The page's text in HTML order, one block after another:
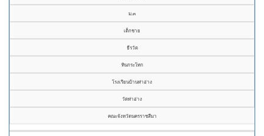
ม.๓
เด็กชาย
ธีรวัต
ทินกระโทก
โรงเรียนบ้านท่าอ่าง
วัดท่าอ่าง
คณะจังหวัดนครราชสีมา